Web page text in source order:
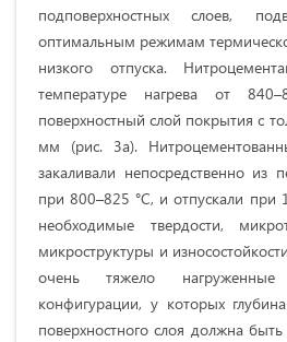
подповерхностных слоев,
оптимальным режимам
низкого отпуска.
температуре нагрева от
поверхностный слой покрытия с
мм (рис. 3а).
закаливали непосредственно из
при 800–825 °С, и отпускали при
необходимые твердости,
микроструктуры и
очень тяжело
конфигурации, у которых
поверхностного слоя должна